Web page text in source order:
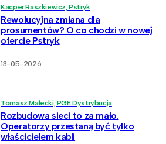
Kacper Raszkiewicz, Pstryk
Rewolucyjna zmiana dla
prosumentów? O co chodzi w nowej
ofercie Pstryk
13-05-2026
Tomasz Małecki, PGE Dystrybucja
Rozbudowa sieci to za mało.
Operatorzy przestaną być tylko
właścicielem kabli